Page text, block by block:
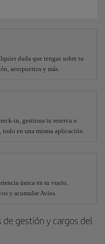
duda que tengas sobre tu
aeropuertos y más.
in, gestiona tu reserva o
todo en una misma aplicación.
única en tu vuelo,
y acumular Avios.
de gestión y cargos del